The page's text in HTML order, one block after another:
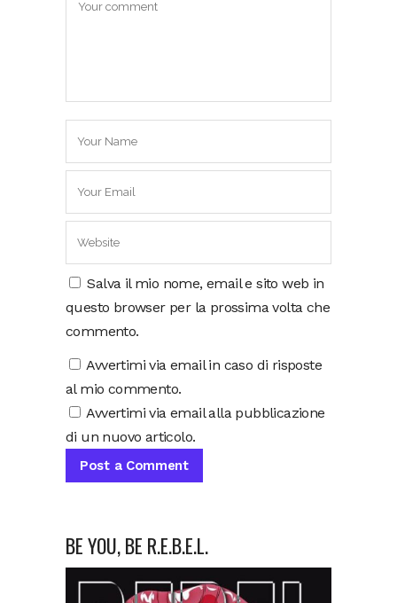
Salva il mio nome, email e sito web in
questo browser per la prossima volta che
commento.
Avvertimi via email in caso di risposte
al mio commento.
Avvertimi via email alla pubblicazione
di un nuovo articolo.
BE YOU, BE R.E.B.E.L.